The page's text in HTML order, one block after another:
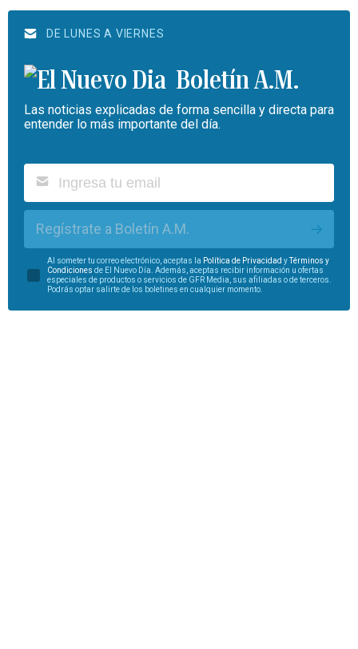
DE LUNES A VIERNES
Boletín A.M.
Las noticias explicadas de forma sencilla y directa para
entender lo más importante del día.
Regístrate a Boletín A.M.
Al someter tu correo electrónico, aceptas la Política de Privacidad yTérminos y
Condiciones de El Nuevo Día. Además, aceptas recibir información u ofertas
especiales de productos o servicios de GFR Media, sus afiliadas o de terceros.
Podrás optar salirte de los boletines en cualquier momento.